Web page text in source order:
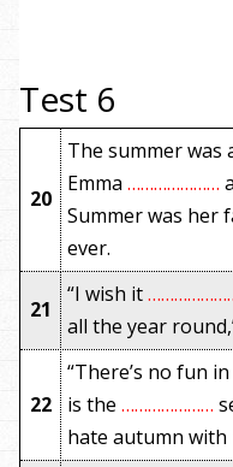
Test 6
20
The summer was
Emma …………………
Summer was her
ever.
21
“I wish it
all the year
22
“There’s no fun
is the …………………
hate autumn with